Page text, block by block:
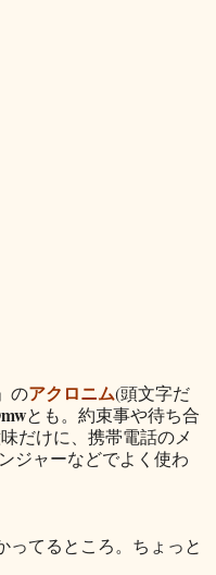
」のアクロニム(頭文字だ
とも。約束事や待ち合
だけに、携帯電話のメ
ジャーなどでよく使わ
ってるところ。ちょっと